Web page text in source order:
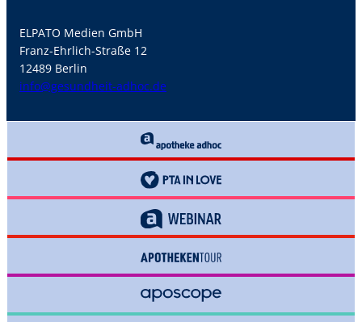
ELPATO Medien GmbH
Franz-Ehrlich-Straße 12
12489 Berlin
info@gesundheit-adhoc.de